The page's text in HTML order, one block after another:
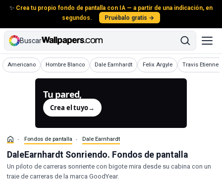
✨ Crea tu propio fondo de pantalla con IA — a partir de una indicación, en
segundos.
Pruébalo gratis →
Buscar
Americano
Fondos de pantallaHombre Blanco
Fondos de pantalla Dale Earnhardt
Fondos de pantalla Felix Argyle
Fondos de pantallaTravis Etienne
Fondos de
Tu pared,
Crea el tuyo→
Fondos de pantalla Dale Earnhardt
DaleEarnhardt Sonriendo. Fondos de pantalla
Un piloto de carreras sonriente con bigote mira desde su cabina con un
traje de carreras de la marca GoodYear.